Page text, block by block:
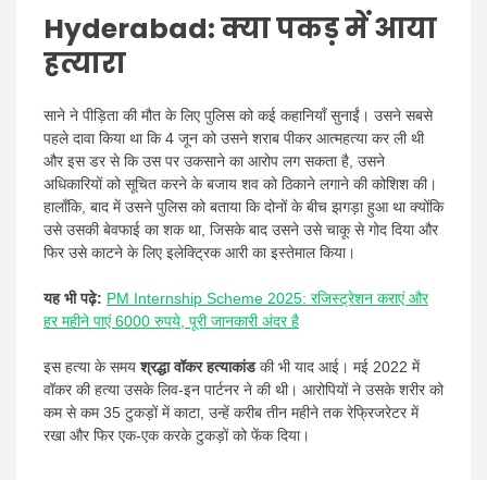
Hyderabad:क्या पकड़ में आया
हत्यारा
साने ने पीड़िता की मौत के लिए पुलिस को कई कहानियाँ सुनाईं। उसने सबसे
पहले दावा किया था कि 4 जून को उसने शराब पीकर आत्महत्या कर ली थी
और इस डर से कि उस पर उकसाने का आरोप लग सकता है, उसने
अधिकारियों को सूचित करने के बजाय शव को ठिकाने लगाने की कोशिश की।
हालाँकि, बाद में उसने पुलिस को बताया कि दोनों के बीच झगड़ा हुआ था क्योंकि
उसे उसकी बेवफाई का शक था, जिसके बाद उसने उसे चाकू से गोद दिया और
फिर उसे काटने के लिए इलेक्ट्रिक आरी का इस्तेमाल किया।
यह भी पढ़े: PM Internship Scheme 2025: रजिस्ट्रेशन कराएं और
हर महीने पाएं 6000 रुपये, पूरी जानकारी अंदर है
इस हत्या के समयश्रद्धा वॉकर हत्याकांडकी भी याद आई। मई 2022 में
वॉकर की हत्या उसके लिव-इन पार्टनर ने की थी। आरोपियों ने उसके शरीर को
कम से कम 35 टुकड़ों में काटा, उन्हें करीब तीन महीने तक रेफ्रिजरेटर में
रखा और फिर एक-एक करके टुकड़ों को फेंक दिया।